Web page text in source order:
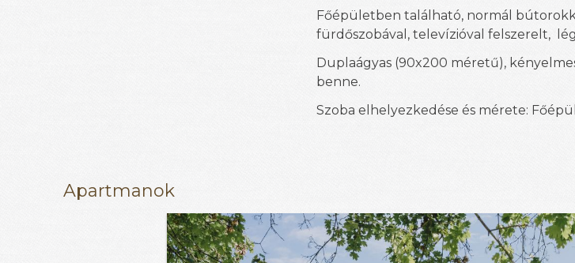
Főépületben található, normál
fürdőszobával, televízióval felszerelt,
Duplaágyas (90x200 méretű),
benne.
Szoba elhelyezkedése és mérete:
Apartmanok